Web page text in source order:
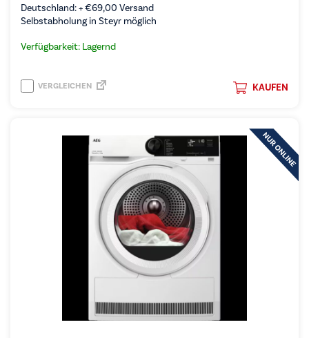
Deutschland: +€69,00 Versand
Selbstabholung in Steyr möglich
Verfügbarkeit: Lagernd
KAUFEN
VERGLEICHEN